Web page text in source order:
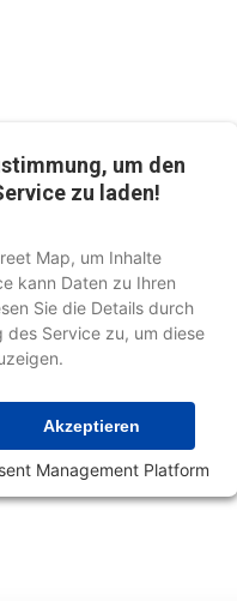
um den
zu laden!
Map, um Inhalte
kann Daten zu Ihren
Sie die Details durch
Service zu, um diese
Akzeptieren
Management Platform